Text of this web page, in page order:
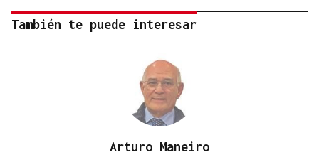
También te puede interesar
Arturo Maneiro